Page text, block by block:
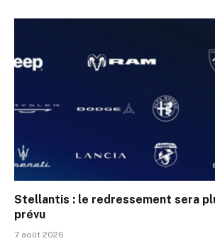
Stellantis : le redressement sera
prévu
7 août 2026